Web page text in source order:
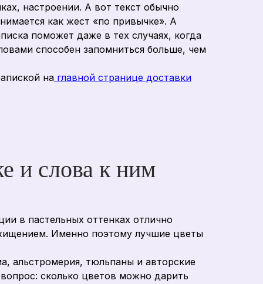
настроении. А вот текст обычно
как жест «по привычке». А
поможет даже в тех случаях, когда
способен запомниться больше, чем
на главной странице доставки
и слова к ним
в пастельных оттенках отлично
Именно поэтому лучшие цветы
альстромерия, тюльпаны и авторские
сколько цветов можно дарить